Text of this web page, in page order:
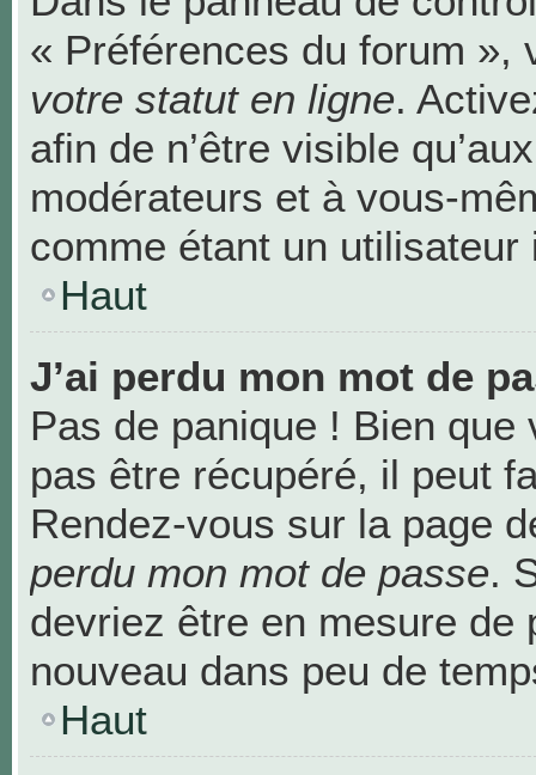
« Préférences du forum »,
votre statut en ligne.
afin de n’être visible
modérateurs et à vous-
comme étant un utilisateur
Haut
J’ai perdu mon mot de
Pas de panique ! Bien
pas être récupéré, il peut
Rendez-vous sur la page
perdu mon mot de passe.
devriez être en mesure de
nouveau dans peu de
Haut